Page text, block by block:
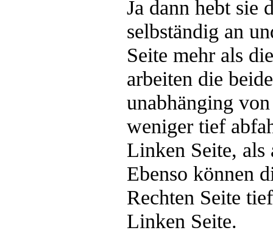
Ja dann hebt sie
selbständig an
Seite mehr als
arbeiten die
unabhänging
weniger tief
Linken Seite, als
Ebenso können
Rechten Seite
Linken Seite.